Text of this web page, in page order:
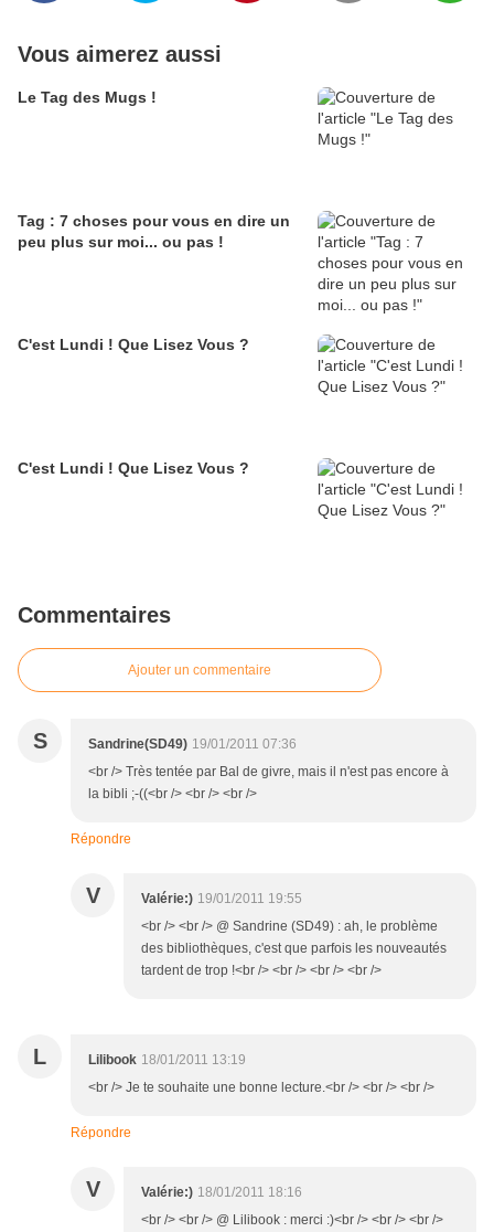
Vous aimerez aussi
Le Tag des Mugs !
Tag : 7 choses pour vous en dire un
peu plus sur moi... ou pas !
C'est Lundi ! Que Lisez Vous ?
C'est Lundi ! Que Lisez Vous ?
Commentaires
Ajouter un commentaire
S Sandrine(SD49) 19/01/2011 07:36
<br /> Très tentée par Bal de givre, mais il n'est pas encore à
la bibli ;-((<br /> <br /> <br />
Répondre
V Valérie:) 19/01/2011 19:55
<br /> <br /> @ Sandrine (SD49) : ah, le problème
des bibliothèques, c'est que parfois les nouveautés
tardent de trop !<br /> <br /> <br /> <br />
L Lilibook 18/01/2011 13:19
<br /> Je te souhaite une bonne lecture.<br /> <br /> <br />
Répondre
V Valérie:) 18/01/2011 18:16
<br /> <br /> @ Lilibook : merci :)<br /> <br /> <br />